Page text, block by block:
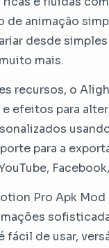
de animação
desde
mais.
recursos, o
e efeitos para
para a
Pro Apk
fácil de usar,